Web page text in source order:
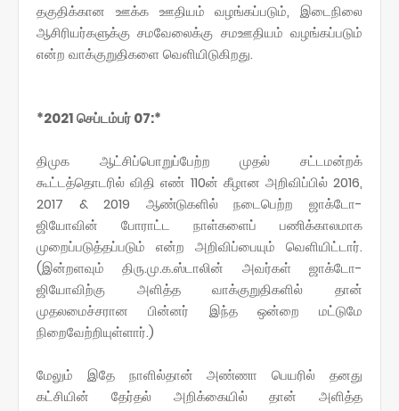
தகுதிக்கான ஊக்க ஊதியம் வழங்கப்படும், இடைநிலை
ஆசிரியர்களுக்கு சமவேலைக்கு சமஊதியம் வழங்கப்படும்
என்ற வாக்குறுதிகளை வெளியிடுகிறது.
*2021 செப்டம்பர் 07:*
திமுக ஆட்சிப்பொறுப்பேற்ற முதல் சட்டமன்றக்
கூட்டத்தொடரில் விதி எண் 110ன் கீழான அறிவிப்பில் 2016,
2017 & 2019 ஆண்டுகளில் நடைபெற்ற ஜாக்டோ-
ஜியோவின் போராட்ட நாள்களைப் பணிக்காலமாக
முறைப்படுத்தப்படும் என்ற அறிவிப்பையும் வெளியிட்டார்.
(இன்றளவும் திரு.மு.க.ஸ்டாலின் அவர்கள் ஜாக்டோ-
ஜியோவிற்கு அளித்த வாக்குறுதிகளில் தான்
முதலமைச்சரான பின்னர் இந்த ஒன்றை மட்டுமே
நிறைவேற்றியுள்ளார்.)
மேலும் இதே நாளில்தான் அண்ணா பெயரில் தனது
கட்சியின் தேர்தல் அறிக்கையில் தான் அளித்த